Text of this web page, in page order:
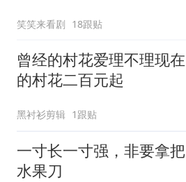
笑笑来看剧 18跟贴
曾经的村花爱理不理现在
的村花二百元起
黑衬衫剪辑 1跟贴
一寸长一寸强，非要拿把
水果刀